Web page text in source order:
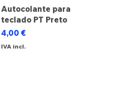
Autocolante para
teclado PT Preto
Preço
4,00 €
IVA incl.